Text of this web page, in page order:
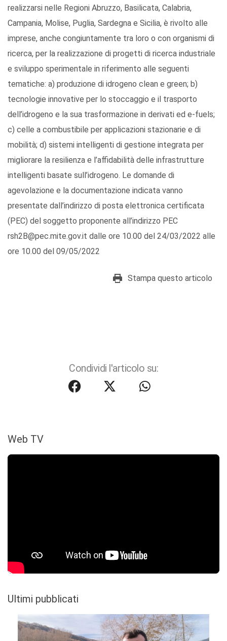
realizzarsi nelle Regioni Abruzzo, Basilicata, Calabria,
Campania, Molise, Puglia, Sardegna e Sicilia, è rivolto alle
imprese, anche congiuntamente tra loro o con organismi di
ricerca, per la realizzazione di progetti di ricerca industriale
e sviluppo sperimentale in riferimento alle seguenti
tematiche: a) produzione di idrogeno clean e green; b)
tecnologie innovative per lo stoccaggio e il trasporto
dell’idrogeno e la sua trasformazione in derivati ed e-fuels;
c) celle a combustibile per applicazioni stazionarie e di
mobilità; d) sistemi intelligenti di gestione integrata per
migliorare la resilienza e l’affidabilità delle infrastrutture
intelligenti basate sull’idrogeno. Le domande di
agevolazione e la documentazione indicata vanno
presentate dall’indirizzo di posta elettronica certificata
(PEC) del soggetto proponente all’indirizzo PEC
rsh2B@pec.mite.gov.it dalle ore 10.00 del 24/03/2022 alle
ore 10.00 del 09/05/2022
Stampa questo articolo
Condividi l'articolo su:
Web TV
Ultimi pubblicati